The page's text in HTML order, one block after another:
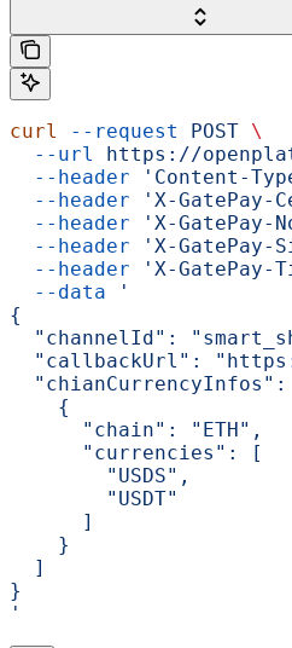
curl --request POST \
  --url
https://
  --header
'Content-
  --header
'X-
  --header
'X-GatePay-
  --header
'X-GatePay-
  --header
'X-GatePay-
  --data
'
{
"channelId":
"callbackUrl":
"chianCurrencyInfos":
    {
      "chain": "ETH",
      "currencies": [
        "USDS",
        "USDT"
      ]
    }
  ]
}
'